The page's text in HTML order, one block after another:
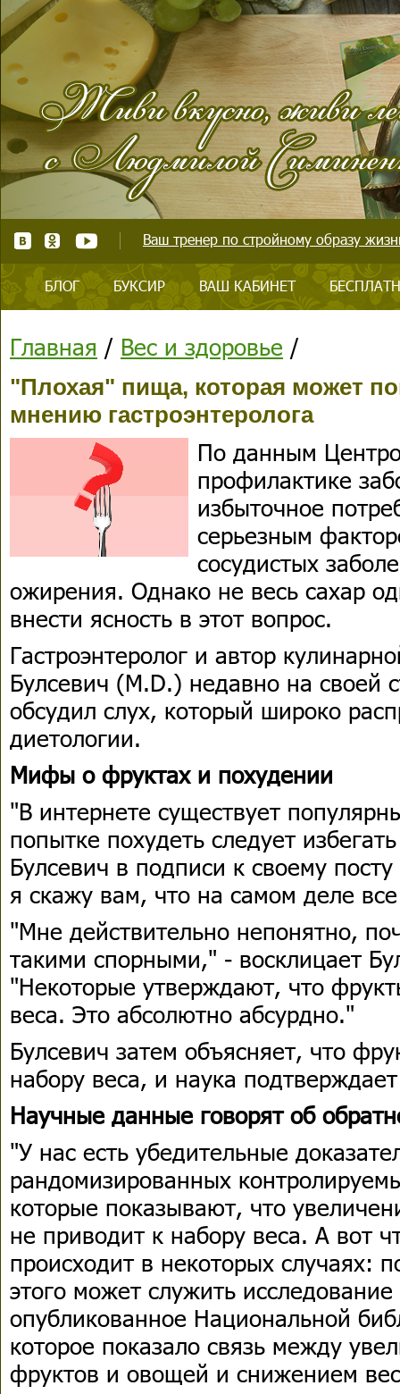
Ваш тренер по стройному образу
БЛОГ БУКСИР ВАШ КАБИНЕТ
Главная / Вес и здоровье /
"Плохая" пища, которая может
мнению гастроэнтеролога
По данным
профилактике
избыточное
серьезным
сосудистых
ожирения. Однако не весь сахар
внести ясность в этот вопрос.
Гастроэнтеролог и автор
Булсевич (M.D.) недавно на своей
обсудил слух, который широко
диетологии.
Мифы о фруктах и похудении
"В интернете существует
попытке похудеть следует
Булсевич в подписи к своему
я скажу вам, что на самом деле
"Мне действительно непонятно,
такими спорными," - восклицает
"Некоторые утверждают, что
веса. Это абсолютно абсурдно."
Булсевич затем объясняет, что
набору веса, и наука
Научные данные говорят об
"У нас есть убедительные
рандомизированных
которые показывают, что
не приводит к набору веса. А вот
происходит в некоторых случаях:
этого может служить
опубликованное Национальной
которое показало связь между
фруктов и овощей и снижением